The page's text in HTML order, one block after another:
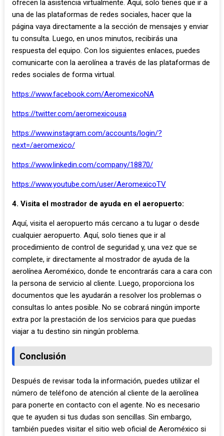
ofrecen la asistencia virtualmente. Aquí, solo tienes que ir a
una de las plataformas de redes sociales, hacer que la
página vaya directamente a la sección de mensajes y enviar
tu consulta. Luego, en unos minutos, recibirás una
respuesta del equipo. Con los siguientes enlaces, puedes
comunicarte con la aerolínea a través de las plataformas de
redes sociales de forma virtual.
https://www.facebook.com/AeromexicoNA
https://twitter.com/aeromexicousa
https://www.instagram.com/accounts/login/?
next=/aeromexico/
https://www.linkedin.com/company/18870/
https://www.youtube.com/user/AeromexicoTV
4. Visita el mostrador de ayuda en el aeropuerto:
Aquí, visita el aeropuerto más cercano a tu lugar o desde
cualquier aeropuerto. Aquí, solo tienes que ir al
procedimiento de control de seguridad y, una vez que se
complete, ir directamente al mostrador de ayuda de la
aerolínea Aeroméxico, donde te encontrarás cara a cara con
la persona de servicio al cliente. Luego, proporciona los
documentos que les ayudarán a resolver los problemas o
consultas lo antes posible. No se cobrará ningún importe
extra por la prestación de los servicios para que puedas
viajar a tu destino sin ningún problema.
Conclusión
Después de revisar toda la información, puedes utilizar el
número de teléfono de atención al cliente de la aerolínea
para ponerte en contacto con el agente. No es necesario
que te ayuden si tus dudas son sencillas. Sin embargo,
también puedes visitar el sitio web oficial de Aeroméxico si